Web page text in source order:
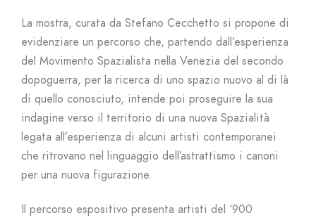
La mostra, curata da Stefano Cecchetto si propone di
evidenziare un percorso che, partendo dall’esperienza
del Movimento Spazialista nella Venezia del secondo
dopoguerra, per la ricerca di uno spazio nuovo al di là
di quello conosciuto, intende poi proseguire la sua
indagine verso il territorio di una nuova Spazialità
legata all’esperienza di alcuni artisti contemporanei
che ritrovano nel linguaggio dell’astrattismo i canoni
per una nuova figurazione.
Il percorso espositivo presenta artisti del ‘900